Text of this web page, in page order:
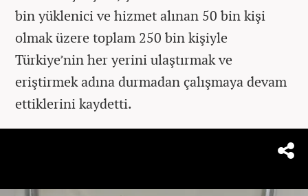
bin yüklenici ve hizmet alınan 50 bin kişi
olmak üzere toplam 250 bin kişiyle
Türkiye’nin her yerini ulaştırmak ve
eriştirmek adına durmadan çalışmaya devam
ettiklerini kaydetti.